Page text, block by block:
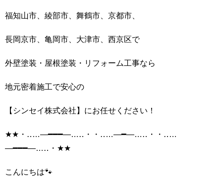
福知山市、綾部市、舞鶴市、京都市、
長岡京市、亀岡市、大津市、西京区で
外壁塗装・屋根塗装・リフォーム工事なら
地元密着施工で安心の
【シンセイ株式会社】にお任せください！
★★・‥…―━━━―…‥・・‥…―━―…‥・・‥…
―━━━―…‥・★★
こんにちは🐾